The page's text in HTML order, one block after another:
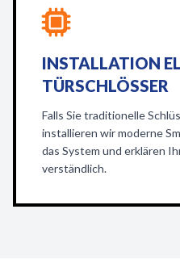
INSTALLATION
TÜRSCHLÖSSER
Falls Sie traditionelle
installieren wir moderne
das System und erklären
verständlich.